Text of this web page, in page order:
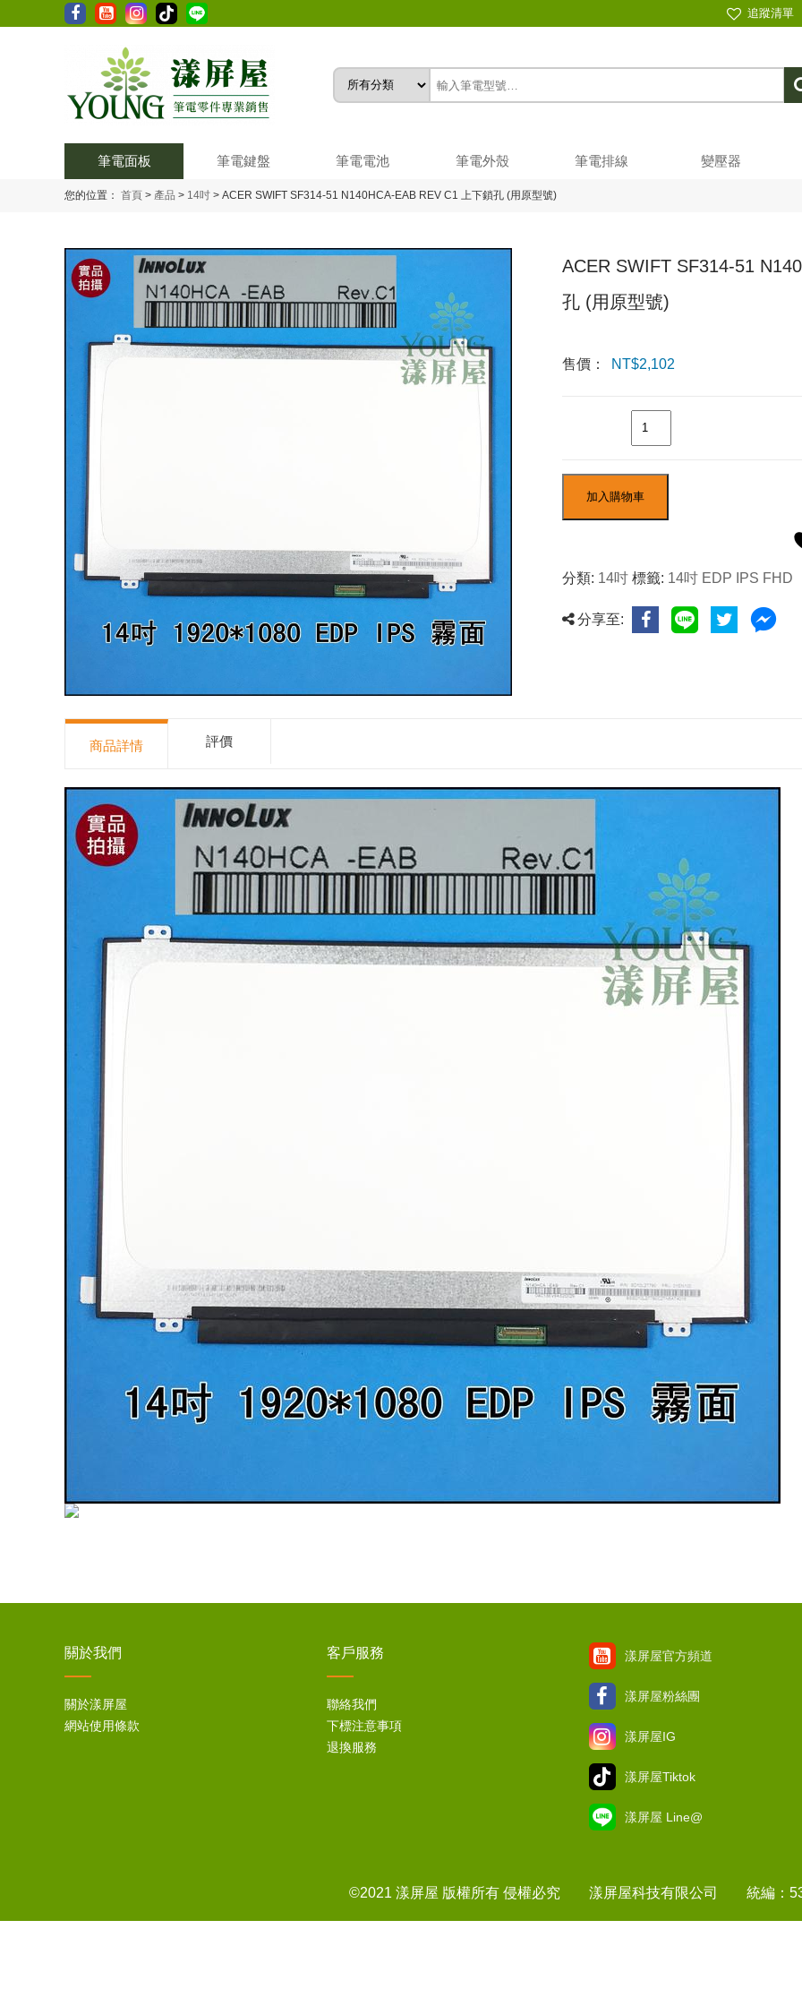
追蹤清單
筆電面板 筆電鍵盤 筆電電池 筆電外殼 筆電排線 變壓器
您的位置： 首頁 > 產品 > 14吋 > ACER SWIFT SF314-51 N140HCA-EAB REV C1 上下鎖孔 (用原型號)
ACER SWIFT SF314-51
孔 (用原型號)
售價： NT$2,102
加入購物車
分類: 14吋 標籤: 14吋 EDP IPS FHD
分享至:
商品詳情 評價
關於我們
關於漾屏屋
網站使用條款
客戶服務
聯絡我們
下標注意事項
退換服務
漾屏屋官方頻道
漾屏屋粉絲團
漾屏屋IG
漾屏屋Tiktok
漾屏屋 Line@
©2021 漾屏屋 版權所有 侵權必究 漾屏屋科技有限公司 統編：